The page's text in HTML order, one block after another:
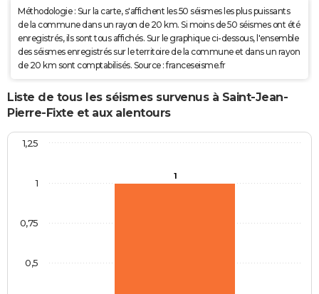
Méthodologie : Sur la carte, s'affichent les 50 séismes les plus puissants
de la commune dans un rayon de 20 km. Si moins de 50 séismes ont été
enregistrés, ils sont tous affichés. Sur le graphique ci-dessous, l'ensemble
des séismes enregistrés sur le territoire de la commune et dans un rayon
de 20 km sont comptabilisés. Source : franceseisme.fr
Liste de tous les séismes survenus à Saint-Jean-
Pierre-Fixte et aux alentours
1
0,5
0,75
1
1,25